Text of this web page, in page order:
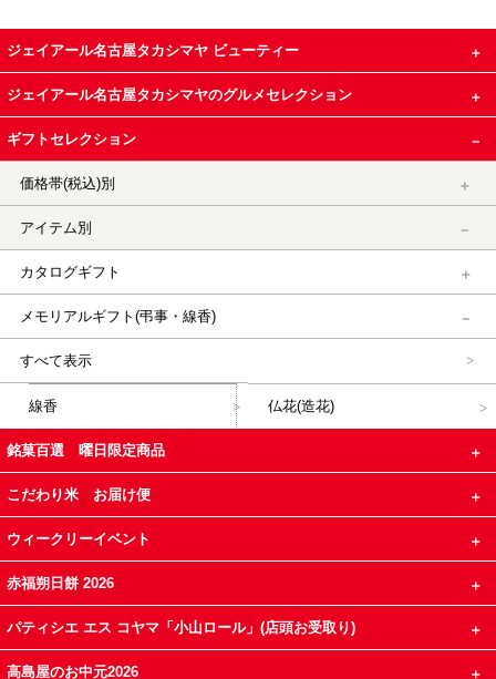
ジェイアール名古屋タカシマヤ ビューティー
ジェイアール名古屋タカシマヤのグルメセレクション
ギフトセレクション
価格帯(税込)別
アイテム別
カタログギフト
メモリアルギフト(弔事・線香)
すべて表示
線香 仏花(造花)
銘菓百選 曜日限定商品
こだわり米 お届け便
ウィークリーイベント
赤福朔日餅 2026
パティシエ エス コヤマ「小山ロール」(店頭お受取り)
高島屋のお中元2026